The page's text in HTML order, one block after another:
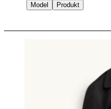
Model
Produkt